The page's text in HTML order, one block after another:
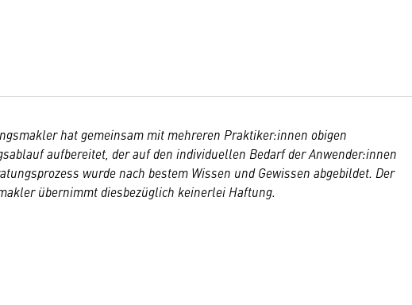
-überprüfung
Terrorismusbekämpfun
g
hat gemeinsam mit mehreren Praktiker:innen obigen
aufbereitet, der auf den individuellen Bedarf der Anwender:innen
wurde nach bestem Wissen und Gewissen abgebildet. Der
übernimmt diesbezüglich keinerlei Haftung.